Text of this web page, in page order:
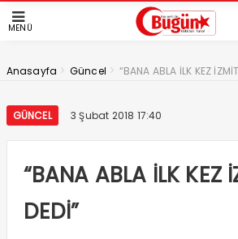
MENÜ
Anasayfa > Güncel > “BANA ABLA İLK KEZ
GÜNCEL 3 Şubat 2018 17:40
“BANA ABLA İLK KEZ
DEDİ”